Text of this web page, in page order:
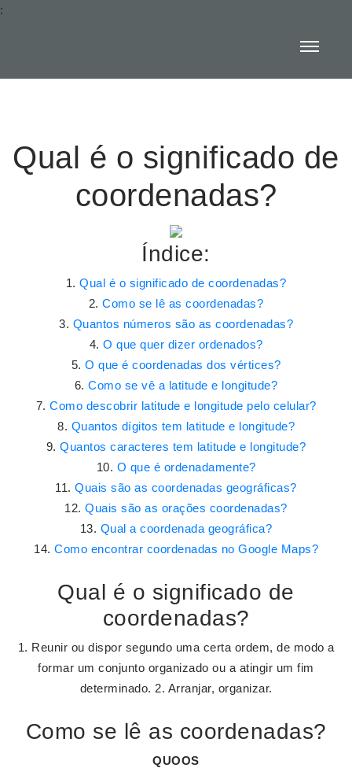
:
Qual é o significado de
coordenadas?
Índice:
Qual é o significado de coordenadas?
Como se lê as coordenadas?
Quantos números são as coordenadas?
O que quer dizer ordenados?
O que é coordenadas dos vértices?
Como se vê a latitude e longitude?
Como descobrir latitude e longitude pelo celular?
Quantos dígitos tem latitude e longitude?
Quantos caracteres tem latitude e longitude?
O que é ordenadamente?
Quais são as coordenadas geográficas?
Quais são as orações coordenadas?
Qual a coordenada geográfica?
Como encontrar coordenadas no Google Maps?
Qual é o significado de
coordenadas?
1. Reunir ou dispor segundo uma certa ordem, de modo a
formar um conjunto organizado ou a atingir um fim
determinado. 2. Arranjar, organizar.
Como se lê as coordenadas?
QUOOS